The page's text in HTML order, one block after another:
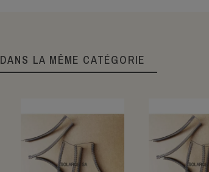
DANS LA MÊME CATÉGORIE